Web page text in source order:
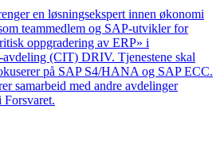
en løsningsekspert innen økonomi
teammedlem og SAP-utvikler for
oppgradering av ERP» i
(CIT) DRIV. Tjenestene skal
på SAP S4/HANA og SAP ECC.
samarbeid med andre avdelinger
Forsvaret.